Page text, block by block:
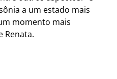
a um estado mais
momento mais
Renata.